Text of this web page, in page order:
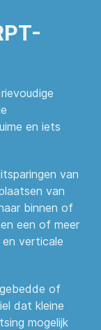
en iets
van
van
binnen of
een of meer
verticale
of
dat kleine
mogelijk